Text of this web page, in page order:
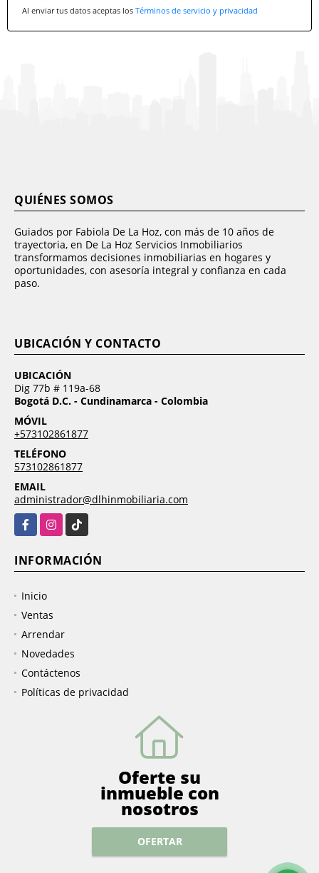
Al enviar tus datos aceptas los Términos de servicio y privacidad
QUIÉNES SOMOS
Guiados por Fabiola De La Hoz, con más de 10 años de
trayectoria, en De La Hoz Servicios Inmobiliarios
transformamos decisiones inmobiliarias en hogares y
oportunidades, con asesoría integral y confianza en cada
paso.
UBICACIÓN Y CONTACTO
UBICACIÓN
Dig 77b # 119a-68
Bogotá D.C. - Cundinamarca - Colombia
MÓVIL
+573102861877
TELÉFONO
573102861877
EMAIL
administrador@dlhinmobiliaria.com
FacebookInstagramTikTok
INFORMACIÓN
Inicio
Ventas
Arrendar
Novedades
Contáctenos
Políticas de privacidad
Oferte su
inmueble con
nosotros
OFERTAR